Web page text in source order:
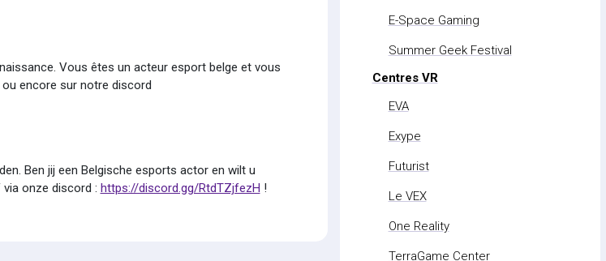
Vous êtes un acteur esport belge et vous
ou encore sur notre discord
Ben jij een Belgische esports actor en wilt u
onze discord : https://discord.gg/RtdTZjfezH !
E-Space Gaming
Summer Geek Festival
Centres VR
EVA
Exype
Futurist
Le VEX
One Reality
TerraGame Center